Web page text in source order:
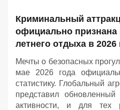
Криминальный
официально признана
летнего отдыха в 2026
Мечты о безопасных
мае 2026 года
статистику. Глобальный
представил обновленный
активности, и для тех